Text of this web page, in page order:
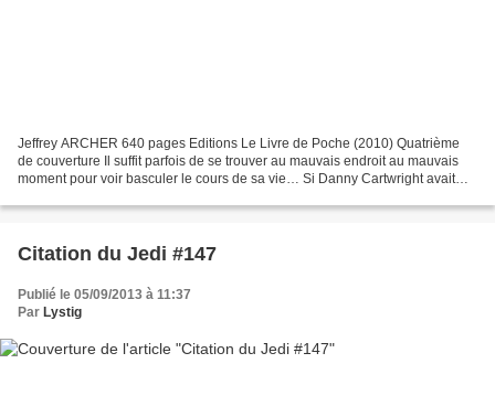
Jeffrey ARCHER 640 pages Editions Le Livre de Poche (2010) Quatrième
de couverture Il suffit parfois de se trouver au mauvais endroit au mauvais
moment pour voir basculer le cours de sa vie… Si Danny Cartwright avait
Citation du Jedi #147
Publié le 05/09/2013 à 11:37
Par Lystig